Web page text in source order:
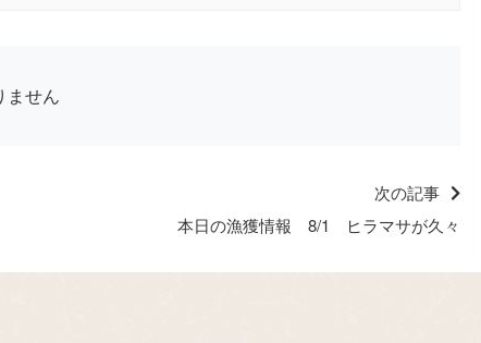
ません
次の記事
本日の漁獲情報 8/1 ヒラマサが久々